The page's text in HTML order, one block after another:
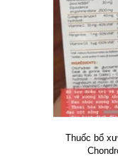
Thuốc bổ